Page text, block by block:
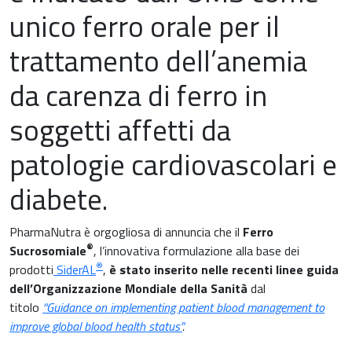
Medicina cardiovascolare
Chirurgia e Medicina Trasfusionale
Ematologia
Gastroenterologia
Medicina dello sport
Nefrologia
Carenza di ferro
Infiammazioni
Materie prime
Minerali e vitamine
unico ferro orale per il
trattamento dell’anemia
da carenza di ferro in
soggetti affetti da
patologie cardiovascolari e
diabete.
PharmaNutra è orgogliosa di annuncia che il Ferro
Sucrosomiale®, l’innovativa formulazione alla base dei
prodotti SiderAL®, è stato inserito nelle recenti linee guida
dell’Organizzazione Mondiale della Sanità dal
titolo “Guidance on implementing patient blood management to
improve global blood health status”.